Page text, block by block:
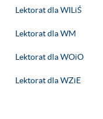
Lektorat dla WILiŚ
Lektorat dla WM
Lektorat dla WOiO
Lektorat dla WZiE